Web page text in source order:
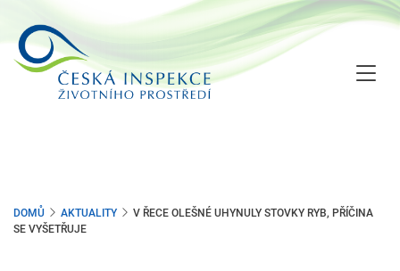
hlavnímu
obsahu
DOMŮ AKTUALITY
V ŘECE OLEŠNÉ UHYNULY STOVKY RYB, PŘÍČINA
SE VYŠETŘUJE